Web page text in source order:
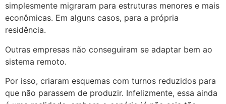
simplesmente migraram para estruturas menores e mais
econômicas. Em alguns casos, para a própria
residência.
Outras empresas não conseguiram se adaptar bem ao
sistema remoto.
Por isso, criaram esquemas com turnos reduzidos para
que não parassem de produzir. Infelizmente, essa ainda